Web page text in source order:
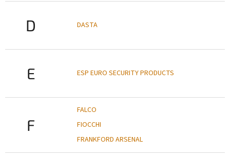
D DASTA
E ESP EURO SECURITY PRODUCTS
F
FALCO
FIOCCHI
FRANKFORD ARSENAL